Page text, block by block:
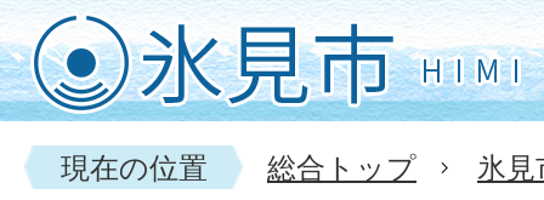
現在の位置 総合トップ 氷